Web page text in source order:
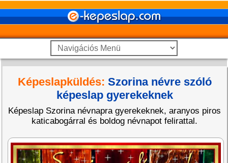
Képeslapküldés: Szorina névre szóló
képeslap gyerekeknek
Képeslap Szorina névnapra gyerekeknek, aranyos piros
katicabogárral és boldog névnapot felirattal.